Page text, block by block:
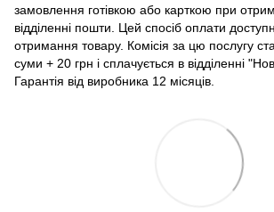
замовлення готівкою або карткою при
відділенні пошти. Цей спосіб оплати
отримання товару. Комісія за цю послугу
суми + 20 грн і сплачується в відділенні
Гарантія від виробника 12 місяців.